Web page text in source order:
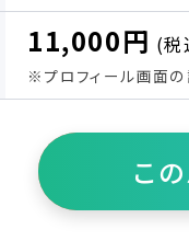
11,000円 (税
※プロフィール画面の
こ